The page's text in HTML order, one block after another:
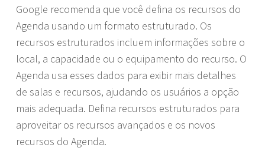
Google recomenda que você defina os recursos do
Agenda usando um formato estruturado. Os
recursos estruturados incluem informações sobre o
local, a capacidade ou o equipamento do recurso. O
Agenda usa esses dados para exibir mais detalhes
de salas e recursos, ajudando os usuários a opção
mais adequada. Defina recursos estruturados para
aproveitar os recursos avançados e os novos
recursos do Agenda.